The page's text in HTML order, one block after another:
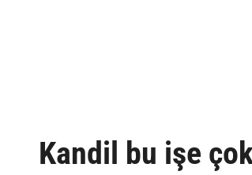
Kandil bu işe